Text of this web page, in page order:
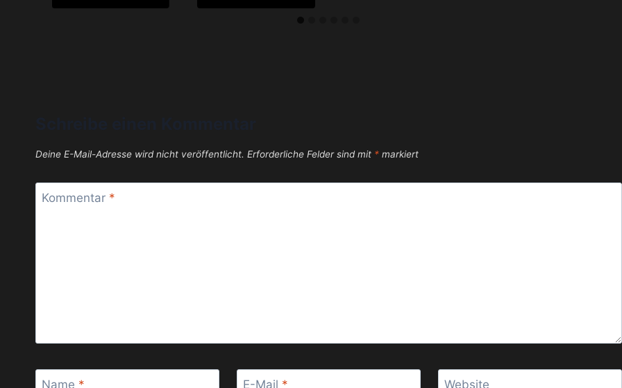
Deine E-Mail-Adresse wird nicht veröffentlicht. Erforderliche Felder sind mit * markiert
Kommentar *
Name * E-Mail * Website